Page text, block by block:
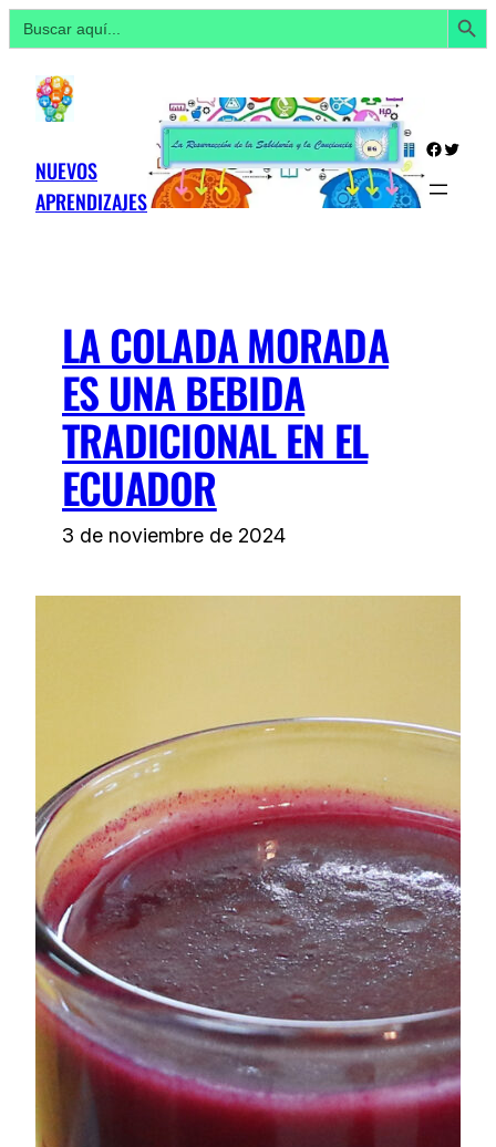
Buscar: Botón de
contenido
NUEVOS
APRENDIZAJES
Twitter
LA COLADA MORADA
ES UNA BEBIDA
TRADICIONAL EN EL
ECUADOR
3 de noviembre de 2024